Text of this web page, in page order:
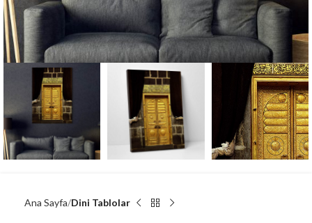
Ana Sayfa Dini Tablolar